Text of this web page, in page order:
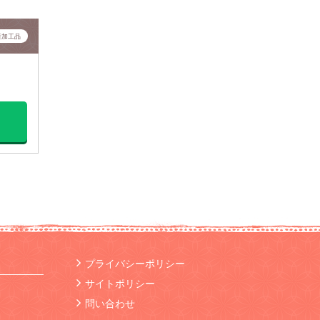
工品
プライバシーポリシー
サイトポリシー
問い合わせ